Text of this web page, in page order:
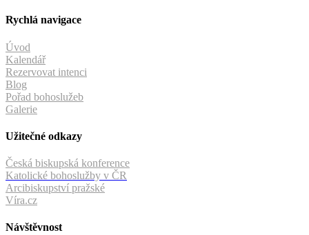
Rychlá navigace
Úvod
Kalendář
Rezervovat intenci
Blog
Pořad bohoslužeb
Galerie
Užitečné odkazy
Česká biskupská konference
Katolické bohoslužby v ČR
Arcibiskupství pražské
Víra.cz
Návštěvnost